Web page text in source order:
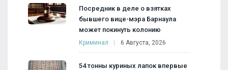
Посредник в деле о взятках
бывшего вице-мэра Барнаула
может покинуть колонию
Криминал 6 Августа, 2026
54 тонны куриных лапок впервые